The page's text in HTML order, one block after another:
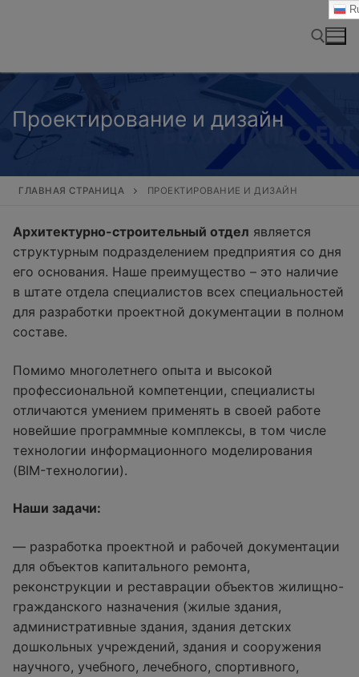
Проектирование и дизайн
ГЛАВНАЯ СТРАНИЦА ПРОЕКТИРОВАНИЕ И ДИЗАЙН
Архитектурно-строительный отдел является
структурным подразделением предприятия со дня
его основания. Наше преимущество – это наличие
в штате отдела специалистов всех специальностей
для разработки проектной документации в полном
составе.
Помимо многолетнего опыта и высокой
профессиональной компетенции, специалисты
отличаются умением применять в своей работе
новейшие программные комплексы, в том числе
технологии информационного моделирования
(BIM-технологии).
Наши задачи:
— разработка проектной и рабочей документации
для объектов капитального ремонта,
реконструкции и реставрации объектов жилищно-
гражданского назначения (жилые здания,
административные здания, здания детских
дошкольных учреждений, здания и сооружения
научного, учебного, лечебного, спортивного,